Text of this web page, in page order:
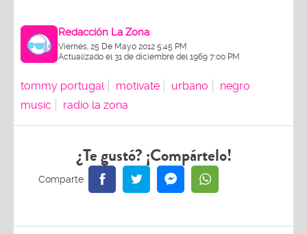
Redacción La Zona
Viernes, 25 De Mayo 2012 5:45 PM
Actualizado el 31 de diciembre del 1969 7:00 PM
tommy portugal motivate urbano
negro
music
radio la zona
¿Te gustó? ¡Compártelo!